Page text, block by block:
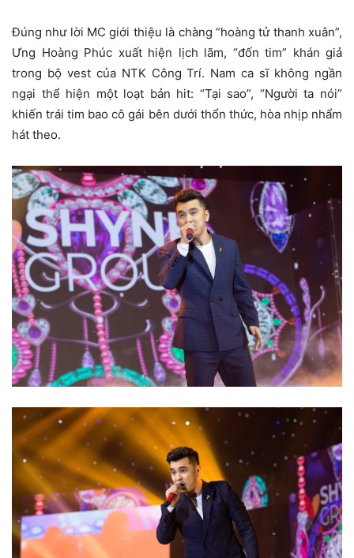
Đúng như lời MC giới thiệu là chàng “hoàng tử thanh xuân”,
Ưng Hoàng Phúc xuất hiện lịch lãm, “đốn tim” khán giả
trong bộ vest của NTK Công Trí. Nam ca sĩ không ngần
ngại thể hiện một loạt bản hit: “Tại sao”, “Người ta nói”
khiến trái tim bao cô gái bên dưới thổn thức, hòa nhịp nhẩm
hát theo.